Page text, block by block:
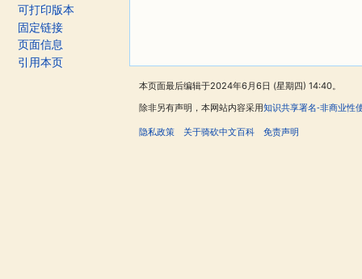
可打印版本
固定链接
页面信息
引用本页
本页面最后编辑于2024年6月6日 (星期四) 14:40。
除非另有声明，本网站内容采用知识共享署名-非商业性
隐私政策 关于骑砍中文百科 免责声明